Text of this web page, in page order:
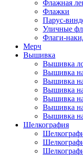
Флажная
Флажки
Парус-
Уличные
Флаги-
Мерч
Вышивка
Вышивка
Вышивка
Вышивка
Вышивка
Вышивка
Вышивка
Вышивка
Шелкография